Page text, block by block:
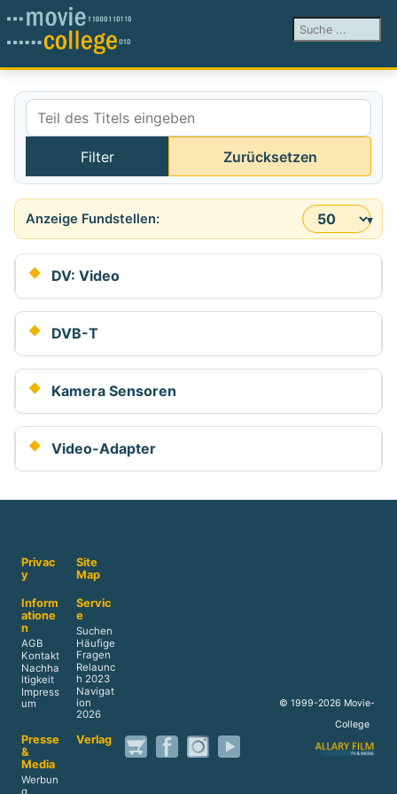
Suchen ...
Teil des Titels eingeben
Filter Zurücksetzen
Anzeige #
DV: Video
DVB-T
Kamera Sensoren
Video-Adapter
Privac
y
Site
Map
Inform
atione
n
AGB
Kontakt
Nachha
ltigkeit
Impress
um
Servic
e
Suchen
Häufige
Fragen
Relaunc
h 2023
Navigat
ion
2026
Presse
&
Media
Werbun
Verlag
© 1999-2026 Movie-
College